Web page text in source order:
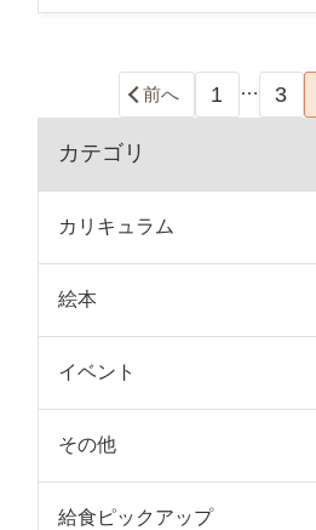
前へ 1 … 3
カテゴリ
カリキュラム
絵本
イベント
その他
給食ピックアップ